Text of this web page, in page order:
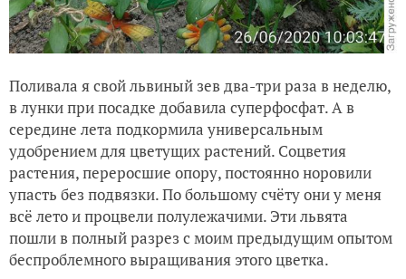
Поливала я свой львиный зев два-три раза в неделю,
в лунки при посадке добавила суперфосфат. А в
середине лета подкормила универсальным
удобрением для цветущих растений. Соцветия
растения, переросшие опору, постоянно норовили
упасть без подвязки. По большому счёту они у меня
всё лето и процвели полулежачими. Эти львята
пошли в полный разрез с моим предыдущим опытом
беспроблемного выращивания этого цветка.